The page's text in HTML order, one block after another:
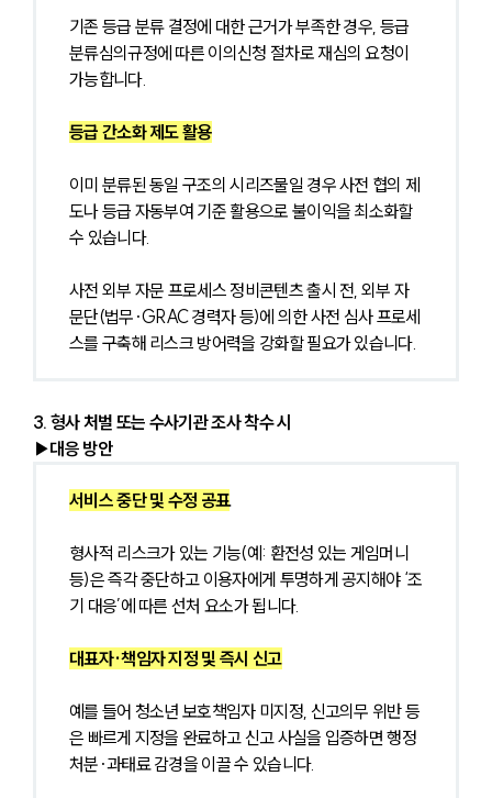
기존 등급 분류 결정에 대한 근거가 부족한 경우, 등급
분류심의규정에 따른 이의신청 절차로 재심의 요청이
가능합니다.
등급 간소화 제도 활용
이미 분류된 동일 구조의 시리즈물일 경우 사전 협의 제
도나 등급 자동부여 기준 활용으로 불이익을 최소화할
수 있습니다.
사전 외부 자문 프로세스 정비콘텐츠 출시 전, 외부 자
문단(법무·GRAC 경력자 등)에 의한 사전 심사 프로세
스를 구축해 리스크 방어력을 강화할 필요가 있습니다.
3. 형사 처벌 또는 수사기관 조사 착수 시
▶대응 방안
서비스 중단 및 수정 공표
형사적 리스크가 있는 기능(예: 환전성 있는 게임머니
등)은 즉각 중단하고 이용자에게 투명하게 공지해야 ‘조
기 대응’에 따른 선처 요소가 됩니다.
대표자·책임자 지정 및 즉시 신고
예를 들어 청소년 보호책임자 미지정, 신고의무 위반 등
은 빠르게 지정을 완료하고 신고 사실을 입증하면 행정
처분·과태료 감경을 이끌 수 있습니다.